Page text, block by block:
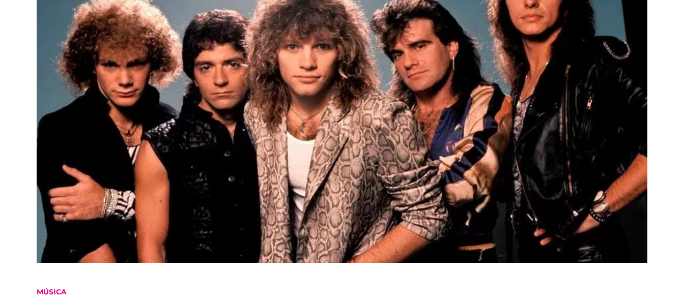
POSTED
MÚSICA